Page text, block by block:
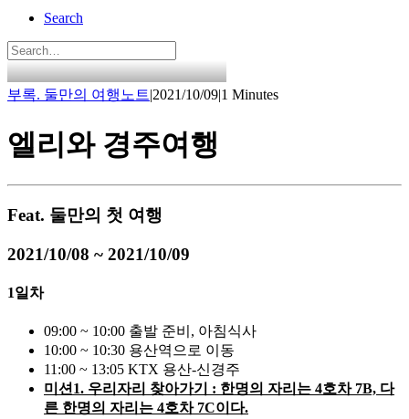
Search
부록. 둘만의 여행노트|2021/10/09|1 Minutes
엘리와 경주여행
Feat. 둘만의 첫 여행
2021/10/08 ~ 2021/10/09
1일차
09:00 ~ 10:00 출발 준비, 아침식사
10:00 ~ 10:30 용산역으로 이동
11:00 ~ 13:05 KTX 용산-신경주
미션1. 우리자리 찾아가기 : 한명의 자리는 4호차 7B, 다
른 한명의 자리는 4호차 7C이다.